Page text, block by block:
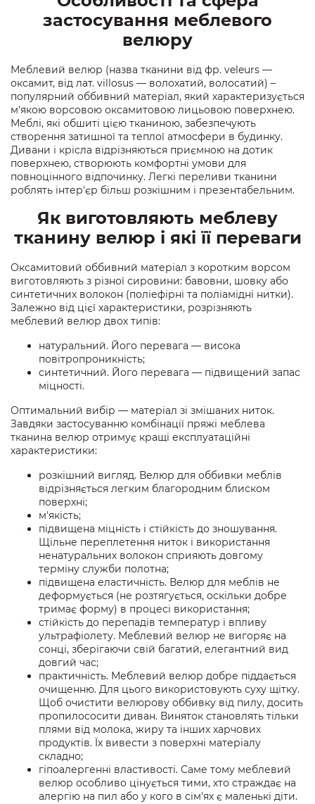
застосування меблевого
велюру
Меблевий велюр (назва тканини від фр. veleurs —
оксамит, від лат. villosus — волохатий, волосатий) –
популярний оббивний матеріал, який характеризується
м'якою ворсовою оксамитовою лицьовою поверхнею.
Меблі, які обшиті цією тканиною, забезпечують
створення затишної та теплої атмосфери в будинку.
Дивани і крісла відрізняються приємною на дотик
поверхнею, створюють комфортні умови для
повноцінного відпочинку. Легкі переливи тканини
роблять інтер'єр більш розкішним і презентабельним.
Як виготовляють меблеву
тканину велюр і які її переваги
Оксамитовий оббивний матеріал з коротким ворсом
виготовляють з різної сировини: бавовни, шовку або
синтетичних волокон (поліефірні та поліамідні нитки).
Залежно від цієї характеристики, розрізняють
меблевий велюр двох типів:
натуральний. Його перевага — висока
повітропроникність;
синтетичний. Його перевага — підвищений запас
міцності.
Оптимальний вибір — матеріал зі змішаних ниток.
Завдяки застосуванню комбінації пряжі меблева
тканина велюр отримує кращі експлуатаційні
характеристики:
розкішний вигляд. Велюр для оббивки меблів
відрізняється легким благородним блиском
поверхні;
м'якість;
підвищена міцність і стійкість до зношування.
Щільне переплетення ниток і використання
ненатуральних волокон сприяють довгому
терміну служби полотна;
підвищена еластичність. Велюр для меблів не
деформується (не розтягується, оскільки добре
тримає форму) в процесі використання;
стійкість до перепадів температур і впливу
ультрафіолету. Меблевий велюр не вигоряє на
сонці, зберігаючи свій багатий, елегантний вид
довгий час;
практичність. Меблевий велюр добре піддається
очищенню. Для цього використовують суху щітку.
Щоб очистити велюрову оббивку від пилу, досить
пропилососити диван. Виняток становлять тільки
плями від молока, жиру та інших харчових
продуктів. Їх вивести з поверхні матеріалу
складно;
гіпоалергенні властивості. Саме тому меблевий
велюр особливо цінується тими, хто страждає на
алергію на пил або у кого в сім'ях є маленькі діти.